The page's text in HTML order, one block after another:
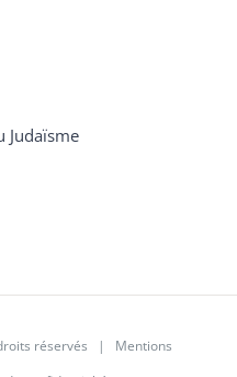
Judaïsme
réservés | Mentions